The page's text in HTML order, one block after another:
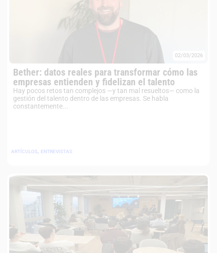
02/03/2026
Bether: datos reales para transformar cómo las
empresas entienden y fidelizan el talento
Hay pocos retos tan complejos —y tan mal resueltos— como la
gestión del talento dentro de las empresas. Se habla
constantemente...
ARTÍCULOS, ENTREVISTAS